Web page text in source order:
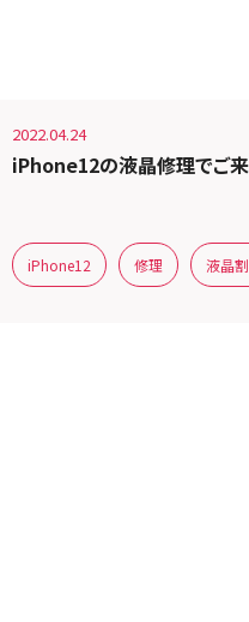
2022.04.24
iPhone12の液晶修理でご来
iPhone12 修理 液晶